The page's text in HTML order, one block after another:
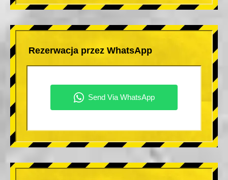
Rezerwacja przez WhatsApp